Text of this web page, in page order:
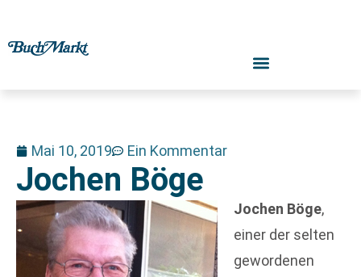
Mai 10, 2019 Ein Kommentar
Jochen Böge
Jochen Böge,
einer der selten
gewordenen